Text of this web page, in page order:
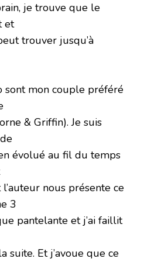
je trouve que le
et
trouver jusqu’à
sont mon couple préféré
& Griffin). Je suis
évolué au fil du temps
nous présente ce
3
pantelante et j’ai faillit
suite. Et j’avoue que ce